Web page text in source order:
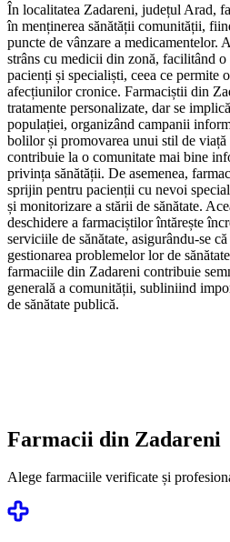
În localitatea Zadareni, județul Arad,
în menținerea sănătății comunității,
puncte de vânzare a medicamentelor.
strâns cu medicii din zonă, facilitând
pacienți și specialiști, ceea ce permite
afecțiunilor cronice. Farmaciștii din
tratamente personalizate, dar se
populației, organizând campanii
bolilor și promovarea unui stil de viață
contribuie la o comunitate mai bine
privința sănătății. De asemenea,
sprijin pentru pacienții cu nevoi
și monitorizare a stării de sănătate.
deschidere a farmaciștilor întărește
serviciile de sănătate, asigurându-se
gestionarea problemelor lor de
farmaciile din Zadareni contribuie
generală a comunității, subliniind
de sănătate publică.
Farmacii din Zadareni
Alege farmaciile verificate și